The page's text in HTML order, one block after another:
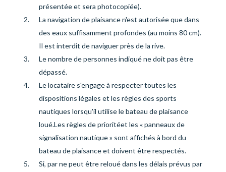
présentée et sera photocopiée).
La navigation de plaisance n'est autorisée que dans
des eaux suffisamment profondes (au moins 80 cm).
Il est interdit de naviguer près de la rive.
Le nombre de personnes indiqué ne doit pas être
dépassé.
Le locataire s'engage à respecter toutes les
dispositions légales et les règles des sports
nautiques lorsqu'il utilise le bateau de plaisance
loué.Les règles de prioritéet les « panneaux de
signalisation nautique » sont affichés à bord du
bateau de plaisance et doivent être respectés.
Si, parne peut être reloué dans les délais prévus par